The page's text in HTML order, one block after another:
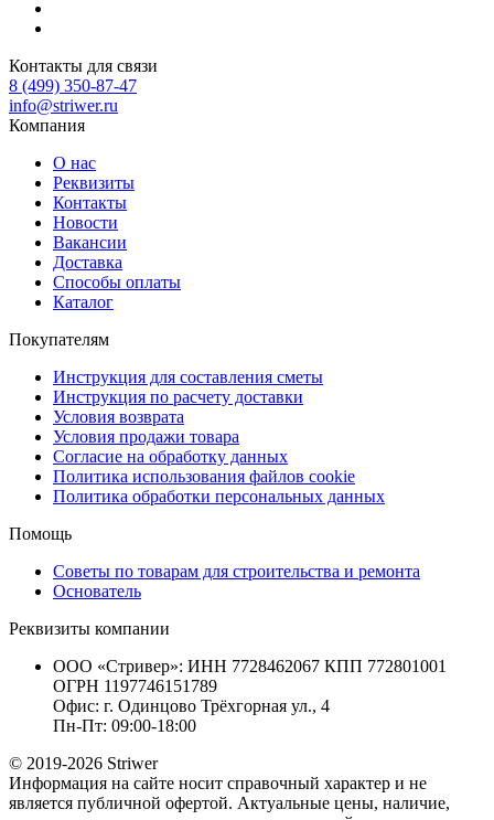
Контакты для связи
8 (499) 350-87-47
info@striwer.ru
Компания
О нас
Реквизиты
Контакты
Новости
Вакансии
Доставка
Способы оплаты
Каталог
Покупателям
Инструкция для составления сметы
Инструкция по расчету доставки
Условия возврата
Условия продажи товара
Согласие на обработку данных
Политика использования файлов cookie
Политика обработки персональных данных
Помощь
Советы по товарам для строительства и ремонта
Основатель
Реквизиты компании
ООО «Стривер»: ИНН 7728462067 КПП 772801001
ОГРН 1197746151789
Офис: г. Одинцово Трёхгорная ул., 4
Пн-Пт: 09:00-18:00
© 2019-2026 Striwer
Информация на сайте носит справочный характер и не
является публичной офертой. Актуальные цены, наличие,